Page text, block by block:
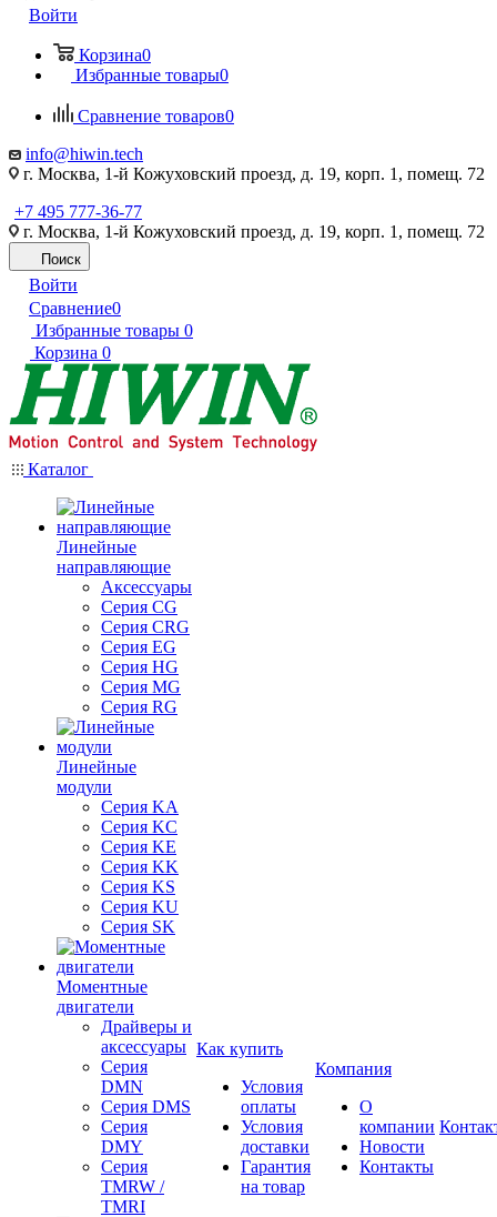
Войти
Корзина0
Избранные товары0
Сравнение товаров0
info@hiwin.tech
г. Москва, 1-й Кожуховский проезд, д. 19, корп. 1, помещ. 72
+7 495 777-36-77
г. Москва, 1-й Кожуховский проезд, д. 19, корп. 1, помещ. 72
Поиск
Войти
Сравнение0
Избранные товары 0
Корзина 0
Каталог
Линейные
направляющие
Аксессуары
Серия CG
Серия CRG
Серия EG
Серия HG
Серия MG
Серия RG
Линейные
модули
Серия KA
Серия KC
Серия KE
Серия KK
Серия KS
Серия KU
Серия SK
Моментные
двигатели
Драйверы и
аксессуары
Серия
DMN
Серия DMS
Серия
DMY
Серия
TMRW /
TMRI
Как купить
Условия
оплаты
Условия
доставки
Гарантия
на товар
Компания
О
компании
Новости
Контакты